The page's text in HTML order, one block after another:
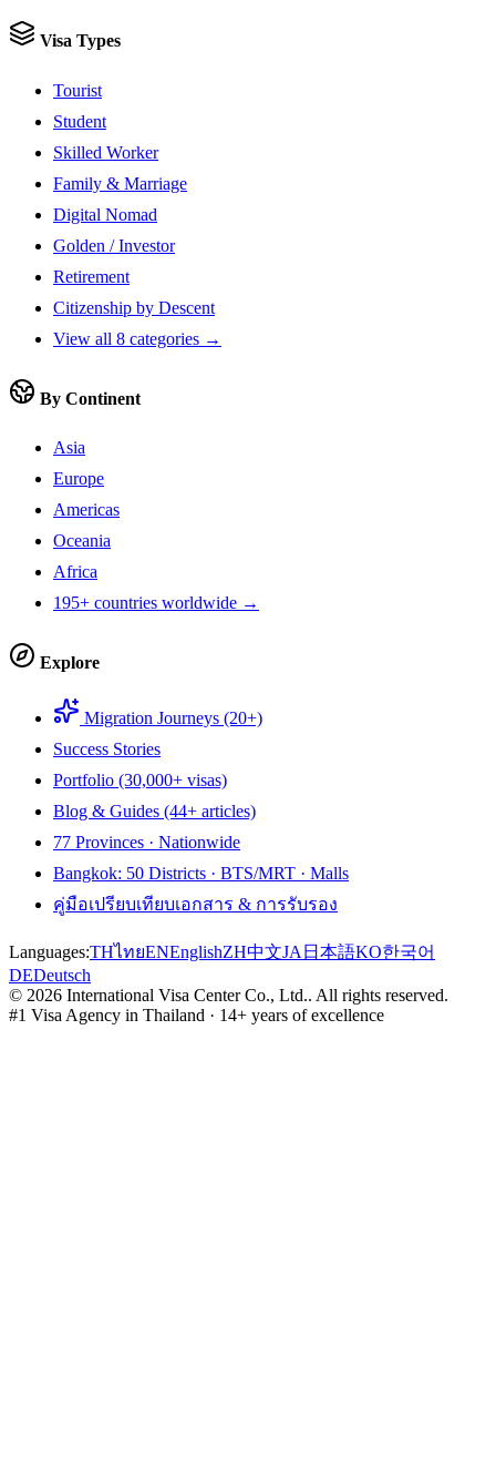
Visa Types
Tourist
Student
Skilled Worker
Family & Marriage
Digital Nomad
Golden / Investor
Retirement
Citizenship by Descent
View all 8 categories →
By Continent
Asia
Europe
Americas
Oceania
Africa
195+ countries worldwide →
Explore
Migration Journeys (20+)
Success Stories
Portfolio (30,000+ visas)
Blog & Guides (44+ articles)
77 Provinces · Nationwide
Bangkok: 50 Districts · BTS/MRT · Malls
คู่มือเปรียบเทียบเอกสาร & การรับรอง
Languages:THไทยENEnglishZH中文JA 日本語KO한국어
DEDeutsch
© 2026 International Visa Center Co., Ltd.. All rights reserved.
#1 Visa Agency in Thailand · 14+ years of excellence